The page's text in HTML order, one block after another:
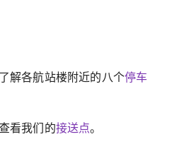
解各航站楼附近的八个​停车
看我们的接送点​。